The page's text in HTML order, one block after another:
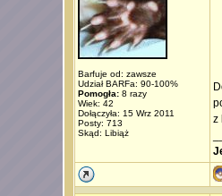
Barfuje od: zawsze
Udział BARFa: 90-100%
Pomogła:8 razy
Wiek: 42
Dołączyła: 15 Wrz 2011
Posty: 713
Skąd: Libiąż
z